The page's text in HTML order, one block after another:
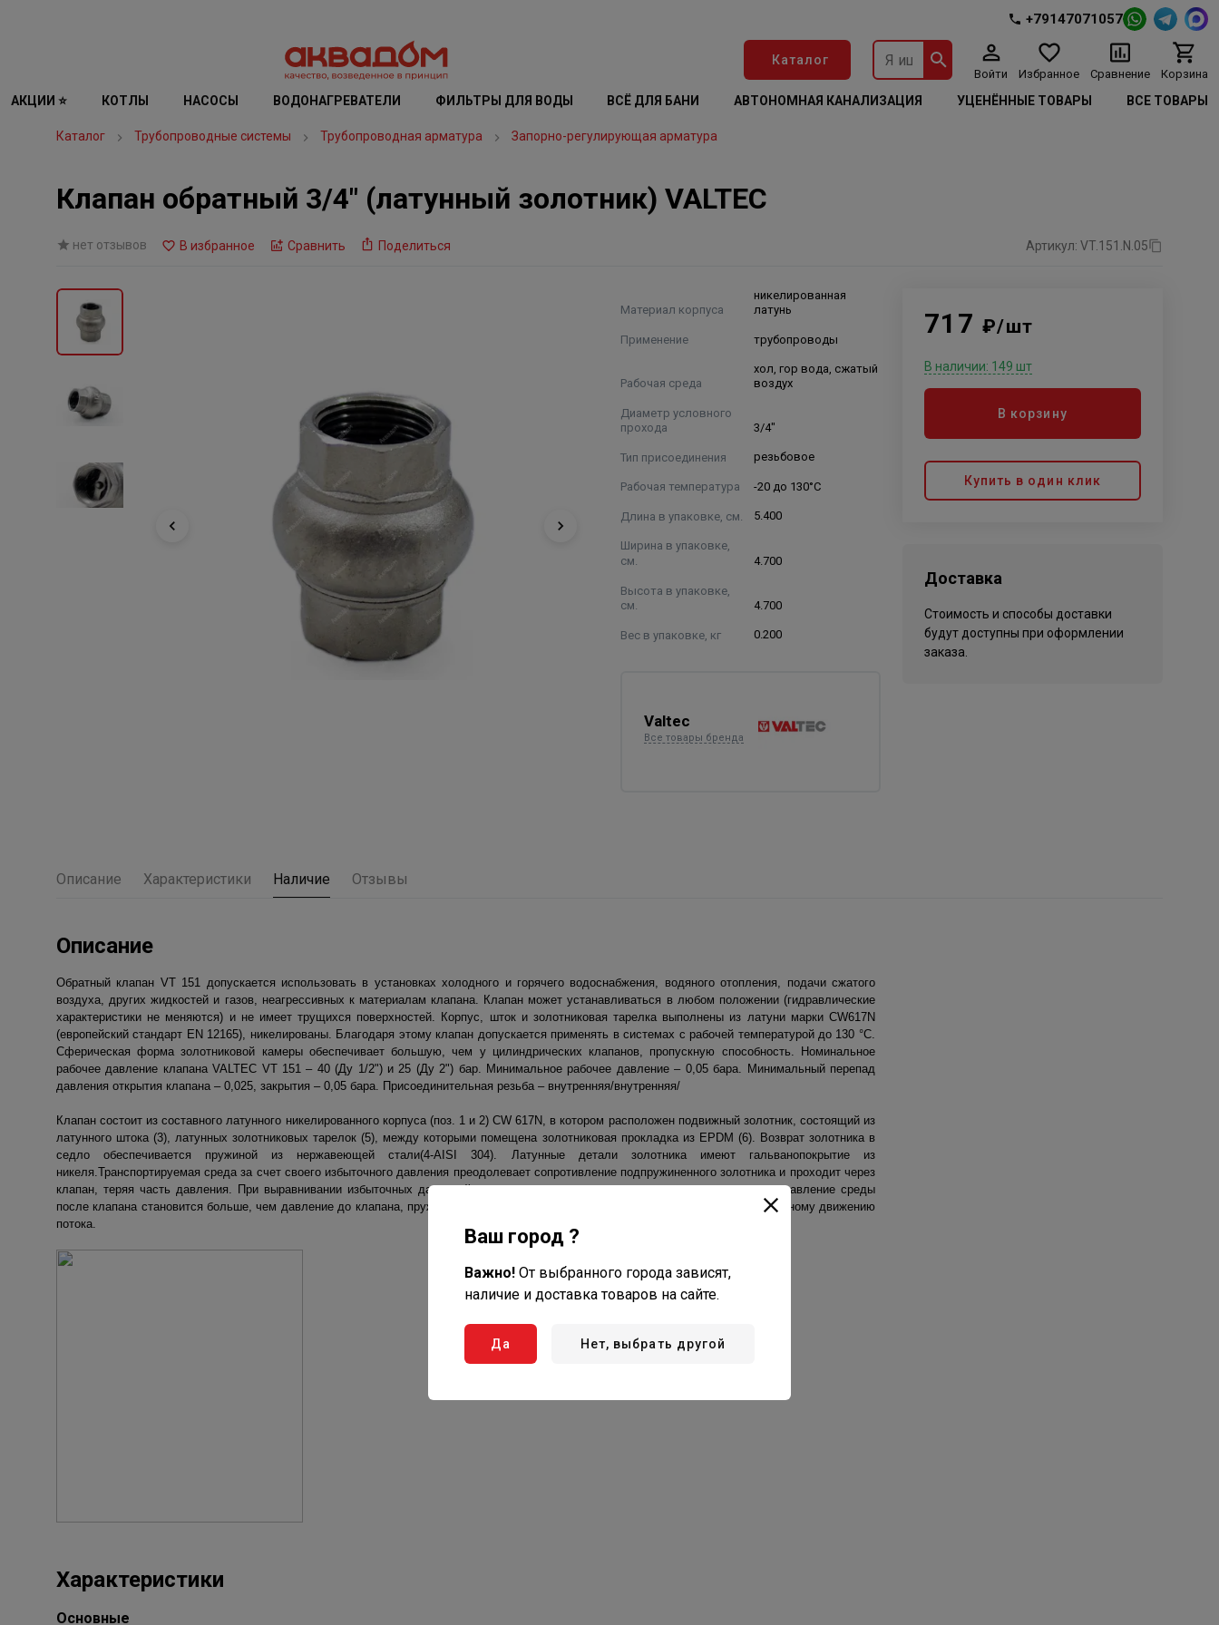
+79147071057
Каталог
Войти Избранное Сравнение Корзина
АКЦИИ ⭐ КОТЛЫ НАСОСЫ ВОДОНАГРЕВАТЕЛИ ФИЛЬТРЫ ДЛЯ ВОДЫ ВСЁ ДЛЯ БАНИ АВТОНОМНАЯ КАНАЛИЗАЦИЯ УЦЕНЁННЫЕ ТОВАРЫ ВСЕ ТОВАРЫ
Каталог Трубопроводные системы Трубопроводная арматура Запорно-регулирующая арматура
Клапан обратный 3/4" (латунный золотник) VALTEC
нет отзывов В избранное Сравнить Поделиться Артикул: VT.151.N.05
Материал корпуса
никелированная
латунь
Применение трубопроводы
Рабочая среда
хол, гор вода, сжатый
воздух
Диаметр условного
прохода
3/4"
Тип присоединения резьбовое
Рабочая температура -20 до 130°С
Длина в упаковке, см. 5.400
Ширина в упаковке,
см.
4.700
Высота в упаковке,
см.
4.700
Вес в упаковке, кг 0.200
Valtec
Все товары бренда
717 ₽/шт
В наличии: 149 шт
В корзину
Купить в один клик
Доставка
Стоимость и способы доставки
будут доступны при оформлении
заказа.
Описание Характеристики Наличие Отзывы
Описание
Обратный клапан VT 151 допускается использовать в установках холодного и горячего водоснабжения, водяного отопления, подачи сжатого
воздуха, других жидкостей и газов, неагрессивных к материалам клапана. Клапан может устанавливаться в любом положении (гидравлические
характеристики не меняются) и не имеет трущихся поверхностей. Корпус, шток и золотниковая тарелка выполнены из латуни марки CW617N
(европейский стандарт EN 12165), никелированы. Благодаря этому клапан допускается применять в системах с рабочей температурой до 130 °C.
Сферическая форма золотниковой камеры обеспечивает большую, чем у цилиндрических клапанов, пропускную способность. Номинальное
рабочее давление клапана VALTEC VT 151 – 40 (Ду 1/2") и 25 (Ду 2") бар. Минимальное рабочее давление – 0,05 бара. Минимальный перепад
давления открытия клапана – 0,025, закрытия – 0,05 бара. Присоединительная резьба – внутренняя/внутренняя/
Клапан состоит из составного латунного никелированного корпуса (поз. 1 и 2) CW 617N, в котором расположен подвижный золотник, состоящий из
латунного штока (3), латунных золотниковых тарелок (5), между которыми помещена золотниковая прокладка из EPDM (6). Возврат золотника в
седло обеспечивается пружиной из нержавеющей стали(4-AISI 304). Латунные детали золотника имеют гальванопокрытие из
никеля.Транспортируемая среда за счет своего избыточного давления преодолевает сопротивление подпружиненного золотника и проходит через
клапан, теряя часть давления. При выравнивании избыточных давлений среды до и после клапана, а также в случае, когда давление среды
после клапана становится больше, чем давление до клапана, пружина возвращает тарелки золотника в седло, препятствуя обратному движению
потока.
Характеристики
Основные
Ваш город ?
Важно! От выбранного города зависят,
наличие и доставка товаров на сайте.
Да Нет, выбрать другой